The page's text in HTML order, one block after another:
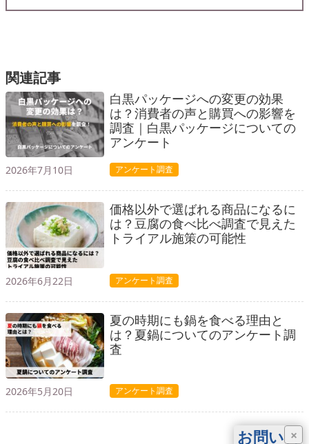
関連記事
白黒パッケージへの変更の効果
は？消費者の声と購買への影響を
調査｜白黒パッケージについての
アンケート
2026年7月10日 アンケート調査
価格以外で選ばれる商品になるに
は？豆腐の食べ比べ調査で見えた
トライアル施策の可能性
2026年6月22日 アンケート調査
夏の時期にも鍋を食べる理由と
は？夏鍋についてのアンケート調
査
2026年5月20日 アンケート調査
×
お問い合